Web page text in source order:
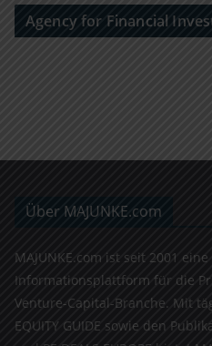
Agency for Financial
Über MAJUNKE.com
MAJUNKE.com ist seit 2001
Informationsplattform für die
Venture-Capital-Branche. Mit
EQUITY GUIDE sowie den